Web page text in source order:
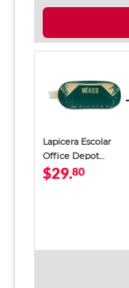
Lapicera Escolar
Office Depot
México Tricolor
$29.80